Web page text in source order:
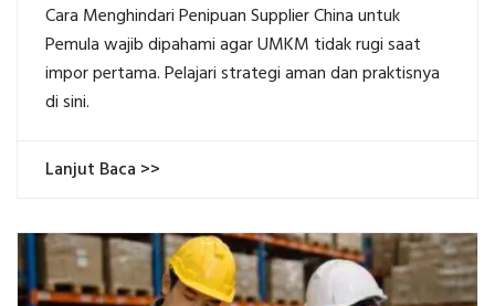
Cara Menghindari Penipuan Supplier China untuk
Pemula wajib dipahami agar UMKM tidak rugi saat
impor pertama. Pelajari strategi aman dan praktisnya
di sini.
Lanjut Baca >>